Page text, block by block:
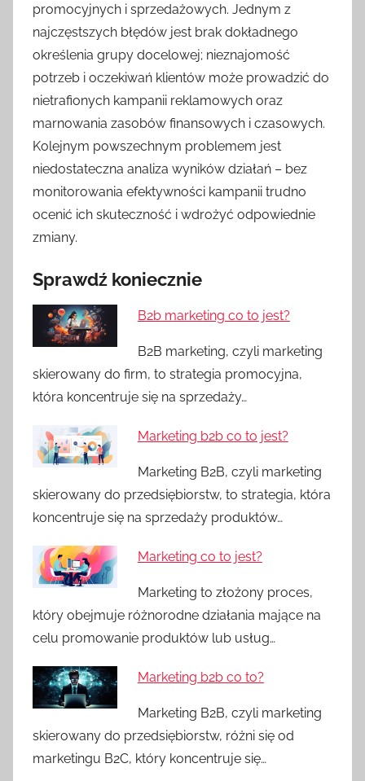
promocyjnych i sprzedażowych. Jednym z
najczęstszych błędów jest brak dokładnego
określenia grupy docelowej; nieznajomość
potrzeb i oczekiwań klientów może prowadzić do
nietrafionych kampanii reklamowych oraz
marnowania zasobów finansowych i czasowych.
Kolejnym powszechnym problemem jest
niedostateczna analiza wyników działań – bez
monitorowania efektywności kampanii trudno
ocenić ich skuteczność i wdrożyć odpowiednie
zmiany.
Sprawdź koniecznie
B2b marketing co to jest?
B2B marketing, czyli marketing
skierowany do firm, to strategia promocyjna,
która koncentruje się na sprzedaży…
Marketing b2b co to jest?
Marketing B2B, czyli marketing
skierowany do przedsiębiorstw, to strategia, która
koncentruje się na sprzedaży produktów…
Marketing co to jest?
Marketing to złożony proces,
który obejmuje różnorodne działania mające na
celu promowanie produktów lub usług…
Marketing b2b co to?
Marketing B2B, czyli marketing
skierowany do przedsiębiorstw, różni się od
marketingu B2C, który koncentruje się…